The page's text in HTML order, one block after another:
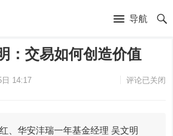
导航
：交易如何创造价值
日 14:17 评论已关闭
华安沣瑞一年基金经理 吴文明